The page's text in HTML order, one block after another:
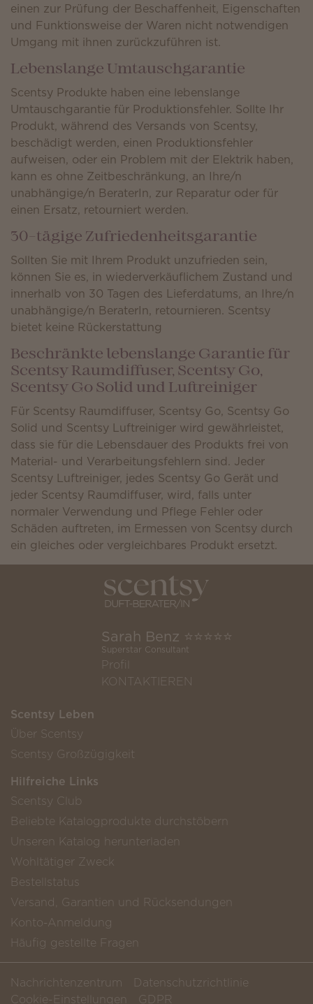
einen zur Prüfung der Beschaffenheit, Eigenschaften
und Funktionsweise der Waren nicht notwendigen
Umgang mit ihnen zurückzuführen ist.
Lebenslange Umtauschgarantie
Scentsy Produkte haben eine lebenslange
Umtauschgarantie für Produktionsfehler. Sollte Ihr
Produkt, während des Versands von Scentsy,
beschädigt werden, einen Produktionsfehler
aufweisen, oder ein Problem mit der Elektrik haben,
kann es ohne Zeitbeschränkung, an Ihre/n
unabhängige/n BeraterIn, zur Reparatur oder für
einen Ersatz, retourniert werden.
30-tägige Zufriedenheitsgarantie
Sollten Sie mit Ihrem Produkt unzufrieden sein,
können Sie es, in wiederverkäuflichem Zustand und
innerhalb von 30 Tagen des Lieferdatums, an Ihre/n
unabhängige/n BeraterIn, retournieren. Scentsy
bietet keine Rückerstattung
Beschränkte lebenslange Garantie für
Scentsy Raumdiffuser, Scentsy Go,
Scentsy Go Solid und Luftreiniger
Für Scentsy Raumdiffuser, Scentsy Go, Scentsy Go
Solid und Scentsy Luftreiniger wird gewährleistet,
dass sie für die Lebensdauer des Produkts frei von
Material- und Verarbeitungsfehlern sind. Jeder
Scentsy Luftreiniger, jedes Scentsy Go Gerät und
jeder Scentsy Raumdiffuser, wird, falls unter
normaler Verwendung und Pflege Fehler oder
Schäden auftreten, im Ermessen von Scentsy durch
ein gleiches oder vergleichbares Produkt ersetzt.
Sarah Benz ⭐️⭐️⭐️⭐️⭐️
Superstar Consultant
Profil
KONTAKTIEREN
Scentsy Leben
Über Scentsy
Scentsy Großzügigkeit
Hilfreiche Links
Scentsy Club
Beliebte Katalogprodukte durchstöbern
Unseren Katalog herunterladen
Wohltätiger Zweck
Bestellstatus
Versand, Garantien und Rücksendungen
Konto-Anmeldung
Häufig gestellte Fragen
Nachrichtenzentrum
Datenschutzrichtlinie
Cookie-Einstellungen
GDPR